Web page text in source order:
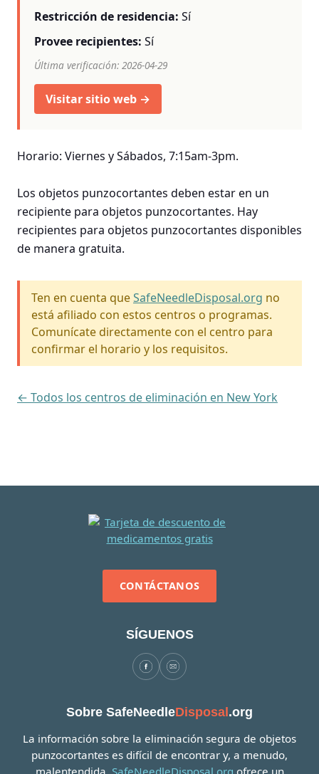
Restricción de residencia: Sí
Provee recipientes: Sí
Última verificación: 2026-04-29
Visitar sitio web →
Horario: Viernes y Sábados, 7:15am-3pm.
Los objetos punzocortantes deben estar en un
recipiente para objetos punzocortantes. Hay
recipientes para objetos punzocortantes disponibles
de manera gratuita.
Ten en cuenta queSafeNeedleDisposal.org no
está afiliado con estos centros o programas.
Comunícate directamente con el centro para
confirmar el horario y los requisitos.
← Todos los centros de eliminación en New York
CONTÁCTANOS
SÍGUENOS
Sobre SafeNeedleDisposal.org
La información sobre la eliminación segura de objetos
punzocortantes es difícil de encontrar y, a menudo,
malentendida. SafeNeedleDisposal.org ofrece un